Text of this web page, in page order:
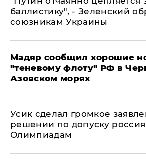
баллистику", - Зеленский
союзникам Украины
Мадяр сообщил хорошие
"теневому флоту" РФ в
Азовском морях
Усик сделал громкое
решении по допуску
Олимпиадам